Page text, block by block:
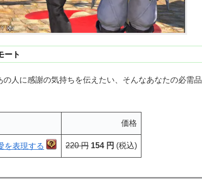
ート
人に感謝の気持ちを伝えたい、そんなあなたの必需品
価格
を表現する 220 円 154 円 (税込)